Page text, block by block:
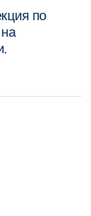
по